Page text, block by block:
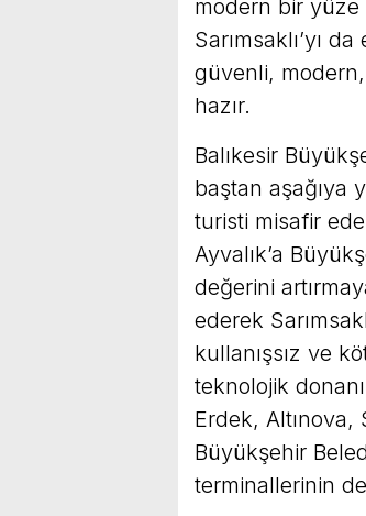
modern bir yüze
Sarımsaklı’yı
güvenli,
hazır.
Balıkesir
baştan aşağıya
turisti misafir
Ayvalık’a
değerini
ederek
kullanışsız ve
teknolojik
Erdek, Altınova,
Büyükşehir
terminallerinin